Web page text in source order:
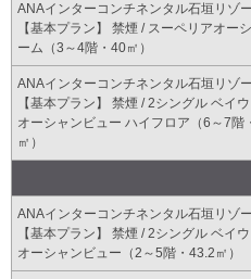
ANAインターコンチネンタル石垣リゾ
【基本プラン】 禁煙 / スーペリアオー
ーム（3～4階・40㎡）
ANAインターコンチネンタル石垣リゾ
【基本プラン】 禁煙 / 2シングル ベイ
オーシャンビュー ハイフロア（6～7階
㎡）
ANAインターコンチネンタル石垣リゾ
【基本プラン】 禁煙 / 2シングル ベイ
オーシャンビュー（2～5階・43.2㎡）